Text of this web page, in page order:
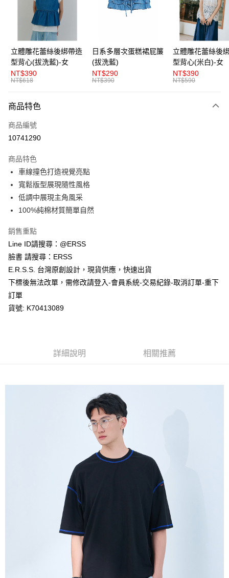
Apple Pay
街口支付
悠遊付
AFTEE先享後付
相關說明
便利好安心！
２．便利：只要手機號碼，簡訊認證，即可結帳。
３．安心：先確認商品／服務後，再付款。
【「AFTEE先享後付」結帳流程】
１．於結帳方式選擇「AFTEE先享後付」後，將跳轉至「AFTEE先享後付」
結帳頁面，進行簡訊認證並確認金額後，即可完成結帳。
２．訂單成立數日內，您將收到繳費通知簡訊。
ATM／網路銀行／等多元方式進行付款，方視為交易完成。
※ 請注意：結帳手續完成當下不需立刻繳費，但若您需要取消訂單，請聯絡
後付繳納相關費用。
※ 交易是否成功請以「AFTEE先享後付 」之結帳頁面顯示為準，若有關於
是否繳費成功／繳費後需取消欲退款等相關疑問，請聯繫「AFTEE先享後付
客戶支援中心」https://netprotections.freshdesk.com/support/home
【注意事項】
１．透過由恩沛科技股份有限公司提供之「AFTEE先享後付」服務完成之交
易，需依本服務之必要範圍內提供個人資料，並將交易相關給付款項請求債
２．關於個人資料處理事宜，請瀏覽以下網址：
４．使用「AFTEE先享後付」時，將依據個別帳號之用戶狀況，依本公司即
５．嚴禁一人註冊多個帳號或使用他人資訊註冊。若發現惡意使用之情形，
恩沛科技股份有限公司將有權停止該用戶之使用額度並採取法律行動。
運送方式
全家取貨付款
付款後全家取貨
每筆NT$80，滿NT$1,200(含以上)免運費
付款後萊爾富取貨
7-11取貨付款
每筆NT$80，滿NT$1,200(含以上)免運費
付款後7-11取貨
每筆NT$80，滿NT$1,200(含以上)免運費
立體雕花蕾絲後綁帶造
型背心(拔洗藍)-女
NT$390
NT$618
日系多層次蛋糕裙屁簾
(拔洗藍)
NT$290
NT$390
立體雕花蕾絲後
型背心(米白)-女
NT$390
NT$590
商品特色
商品編號
10741290
商品特色
車線撞色打造視覺亮點
寬鬆版型展現隨性風格
低調中展現主角風采
100%純棉材質簡單自然
銷售重點
Line ID請搜尋：@ERSS
臉書 請搜尋：ERSS
E.R.S.S. 台灣原創設計，現貨供應，快速出貨
下標後無法改單，需修改請登入-會員系統-交易紀錄-取消訂單-重下
訂單
貨號: K70413089
詳細說明 相關推薦